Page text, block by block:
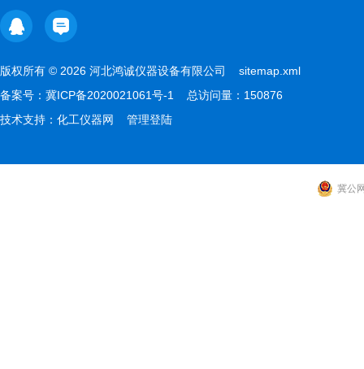
版权所有 © 2026 河北鸿诚仪器设备有限公司 sitemap.xml
备案号： 冀ICP备2020021061号-1
总访问量：150876
技术支持： 化工仪器网 管理登陆
冀公